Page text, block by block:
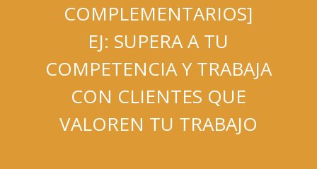
COMPLEMENTARIOS]
EJ: SUPERA A TU
COMPETENCIA Y TRABAJA
CON CLIENTES QUE
VALOREN TU TRABAJO